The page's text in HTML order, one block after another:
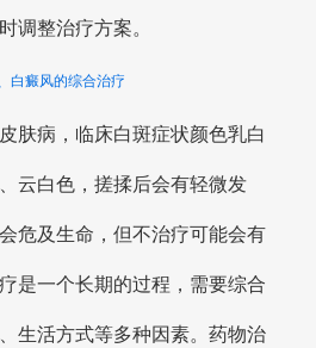
调整治疗方案。
白癜风的综合治疗
肤病，临床白斑症状颜色乳白
云白色，搓揉后会有轻微发
危及生命，但不治疗可能会有
是一个长期的过程，需要综合
生活方式等多种因素。药物治